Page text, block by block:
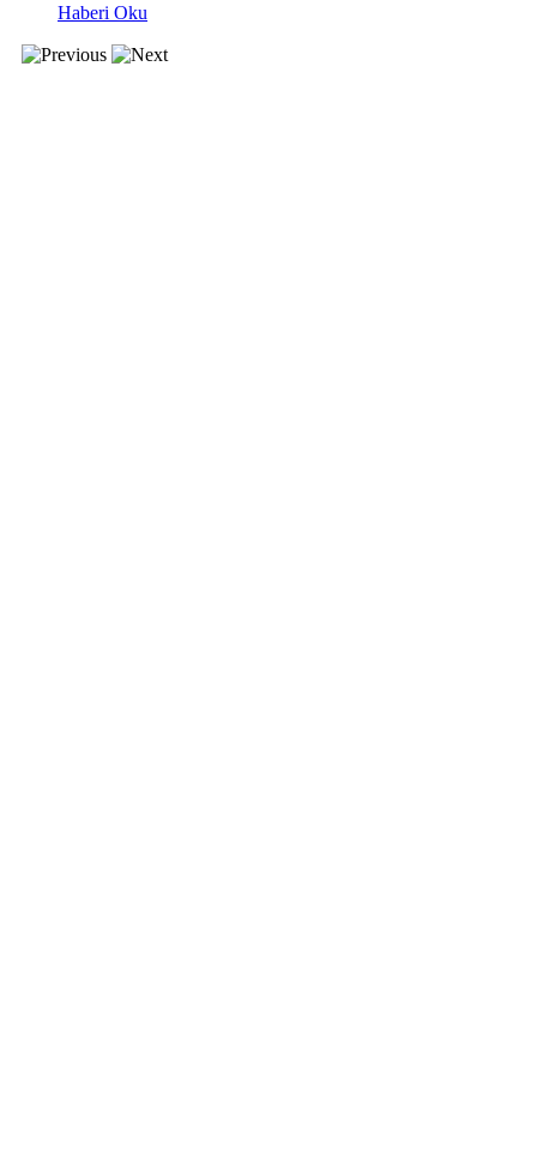
Haberi Oku